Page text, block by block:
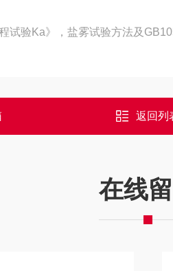
试验Ka》，盐雾试验方法及
返回列
在线